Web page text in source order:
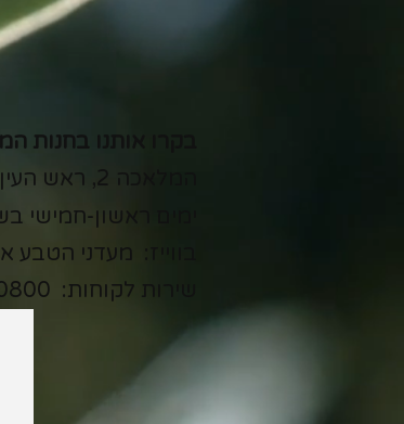
בקרו אותנו בחנות
ימים ראשון-חמישי בשעות
בווייז: מעדני הטבע
שירות לקוחות: